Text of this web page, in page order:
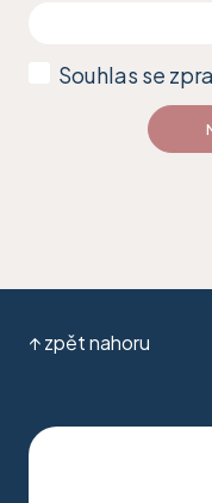
Souhlas se
↑ zpět nahoru